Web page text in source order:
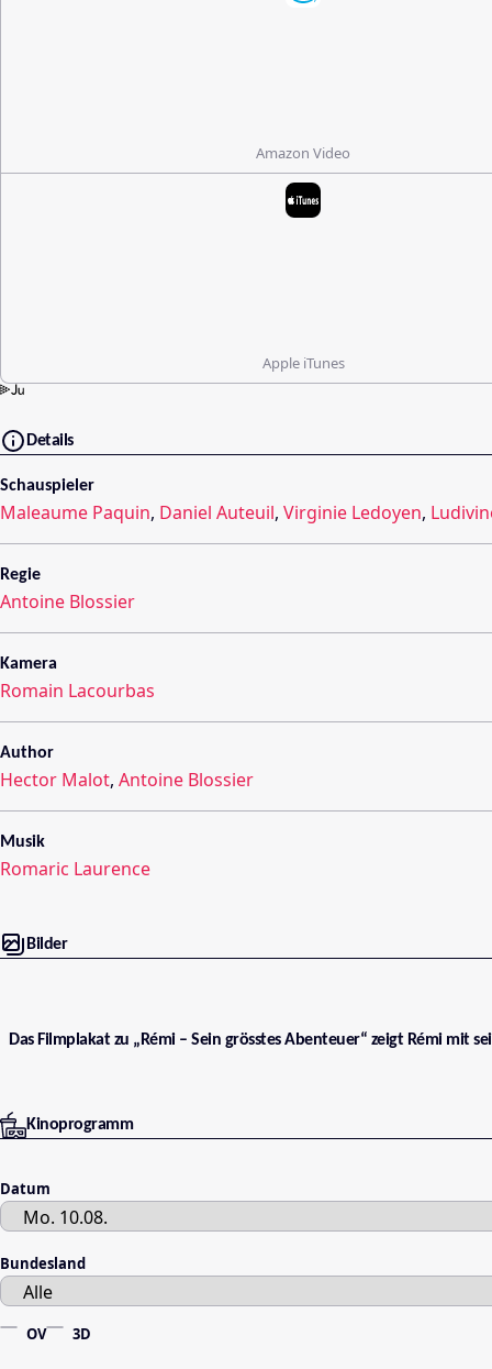
Amazon Video
Apple iTunes
Details
Schauspieler
Maleaume Paquin, Daniel Auteuil, Virginie Ledoyen,
Regie
Antoine Blossier
Kamera
Romain Lacourbas
Author
Hector Malot, Antoine Blossier
Musik
Romaric Laurence
Bilder
Das Filmplakat zu „Rémi – Sein grösstes Abenteuer“ zeigt Rémi mit
Kinoprogramm
Datum
Bundesland
OV 3D